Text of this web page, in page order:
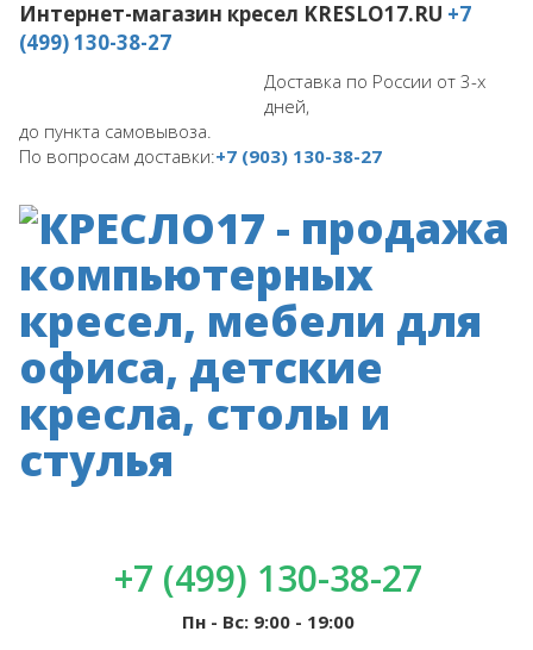
Интернет-магазин кресел KRESLO17.RU +7
(499) 130-38-27
Доставка по России от 3-х
дней,
до пункта самовывоза.
По вопросам доставки:+7 (903) 130-38-27
+7 (499) 130-38-27
Пн - Вс: 9:00 - 19:00